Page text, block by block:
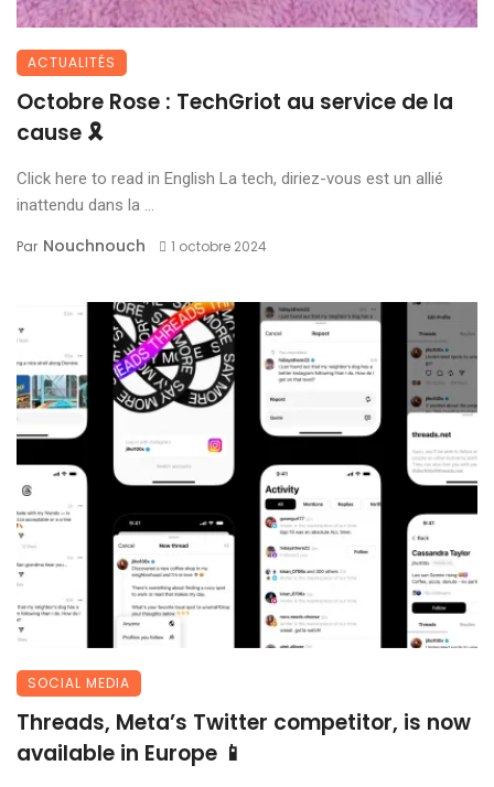
ACTUALITÉS
Octobre Rose : TechGriot au service de la
cause 🎗
Click here to read in English La tech, diriez-vous est un allié
inattendu dans la ...
Par Nouchnouch 1 octobre 2024
SOCIAL MEDIA
Threads, Meta’s Twitter competitor, is now
available in Europe 📱